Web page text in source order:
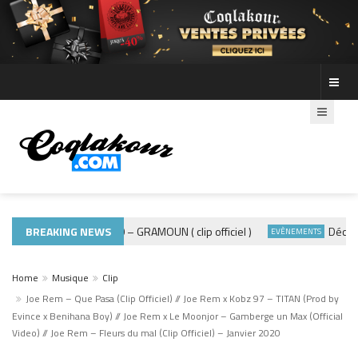
BREAKING NEWS
MUSIQUE 974 ADE440 – GRAMOUN ( clip officiel ) EVÈNEMENTS Découvre
Home Musique
Clip
Joe Rem – Que Pasa (Clip Officiel) // Joe Rem x Kobz 97 – TITAN (Prod by
Evince x Benihana Boy) // Joe Rem x Le Moonjor – Gamberge un Max (Official
Video) // Joe Rem – Fleurs du mal (Clip Officiel) – Janvier 2020